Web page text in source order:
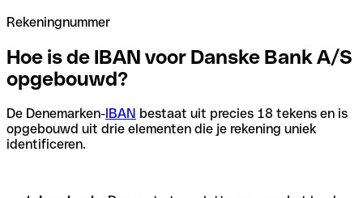
Rekeningnummer
Hoe is de IBAN voor Danske Bank A/S
opgebouwd?
De Denemarken-IBAN bestaat uit precies 18 tekens en is
opgebouwd uit drie elementen die je rekening uniek
identificeren.